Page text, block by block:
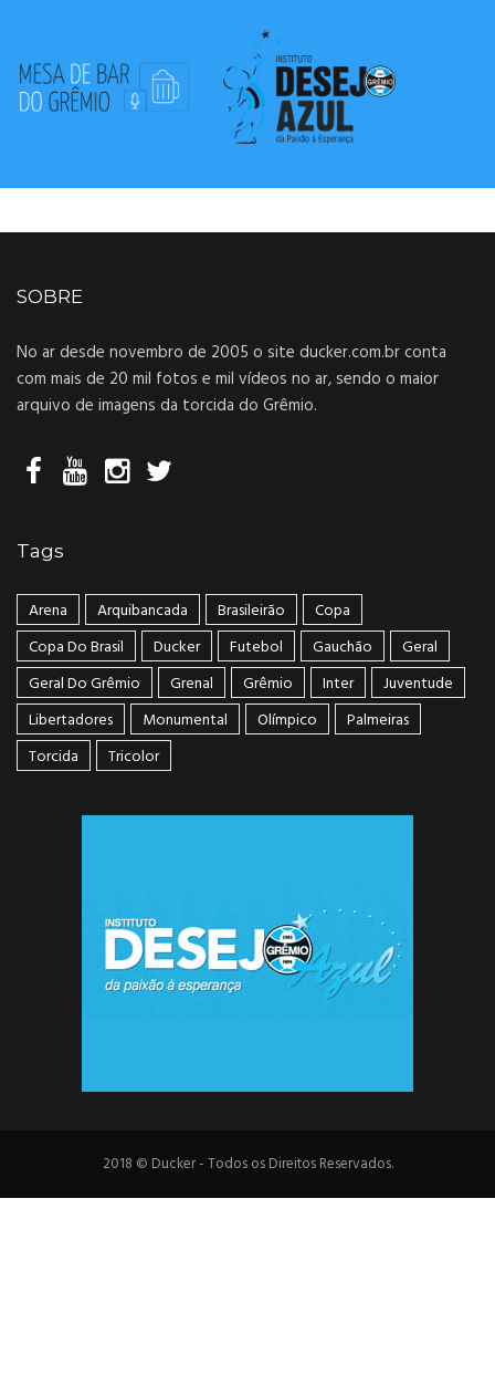
SOBRE
No ar desde novembro de 2005 o site ducker.com.br conta
com mais de 20 mil fotos e mil vídeos no ar, sendo o maior
arquivo de imagens da torcida do Grêmio.
Tags
Arena Arquibancada Brasileirão
Copa
Copa Do Brasil
Ducker Futebol Gauchão
Geral
Geral Do Grêmio
Grenal Grêmio Inter
Juventude
Libertadores
Monumental Olímpico
Palmeiras
Torcida
Tricolor
2018 © Ducker - Todos os Direitos Reservados.